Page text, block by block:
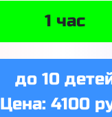
1 час
до 10
Цена: 4100